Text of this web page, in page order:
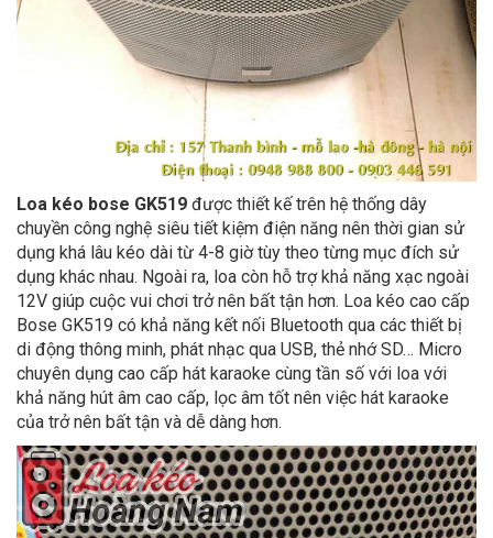
Loa kéo bose GK519 được thiết kế trên hệ thống dây
chuyền công nghệ siêu tiết kiệm điện năng nên thời gian sử
dụng khá lâu kéo dài từ 4-8 giờ tùy theo từng mục đích sử
dụng khác nhau. Ngoài ra, loa còn hỗ trợ khả năng xạc ngoài
12V giúp cuộc vui chơi trở nên bất tận hơn. Loa kéo cao cấp
Bose GK519 có khả năng kết nối Bluetooth qua các thiết bị
di động thông minh, phát nhạc qua USB, thẻ nhớ SD… Micro
chuyên dụng cao cấp hát karaoke cùng tần số với loa với
khả năng hút âm cao cấp, lọc âm tốt nên việc hát karaoke
của trở nên bất tận và dễ dàng hơn.